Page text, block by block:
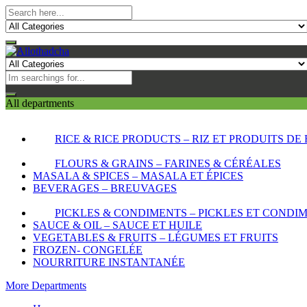
All departments
RICE & RICE PRODUCTS – RIZ ET PRODUITS DE
FLOURS & GRAINS – FARINES & CÉRÉALES
MASALA & SPICES – MASALA ET ÉPICES
BEVERAGES – BREUVAGES
PICKLES & CONDIMENTS – PICKLES ET
SAUCE & OIL – SAUCE ET HUILE
VEGETABLES & FRUITS – LÉGUMES ET FRUITS
FROZEN- CONGELÉE
NOURRITURE INSTANTANÉE
More Departments